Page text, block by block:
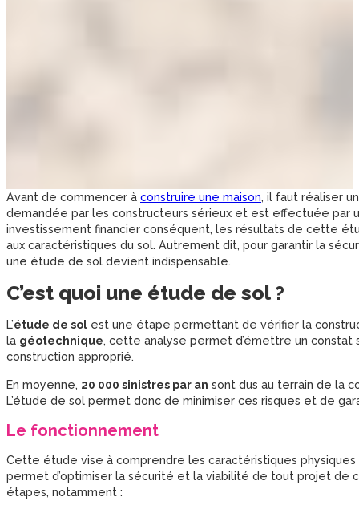
Avant de commencer à construire une maison, il faut réaliser
demandée par les constructeurs sérieux et est effectuée par
investissement financier conséquent, les résultats de cette
aux caractéristiques du sol. Autrement dit, pour garantir la
une étude de sol devient indispensable.
C’est quoi une étude de sol ?
L’étude de sol est une étape permettant de vérifier la
la géotechnique, cette analyse permet d’émettre un
construction approprié.
En moyenne, 20 000 sinistres par an sont dus au terrain de la
L’étude de sol permet donc de minimiser ces risques et de
Le fonctionnement
Cette étude vise à comprendre les caractéristiques
permet d’optimiser la sécurité et la viabilité de tout projet de
étapes, notamment :